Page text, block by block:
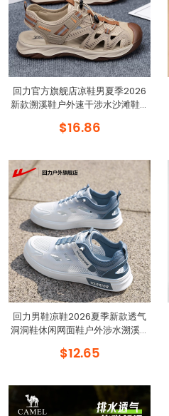
回力官方旗舰店凉鞋男夏季2026
新款溯溪鞋户外速干涉水沙滩鞋男
$16.86
回力男鞋凉鞋2026夏季新款透气
洞洞鞋休闲网面鞋户外涉水溯溪鞋
$12.65